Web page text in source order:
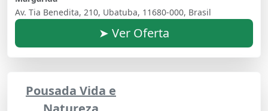
Av. Tia Benedita, 210, Ubatuba, 11680-000, Brasil
➤ Ver Oferta
Pousada Vida e